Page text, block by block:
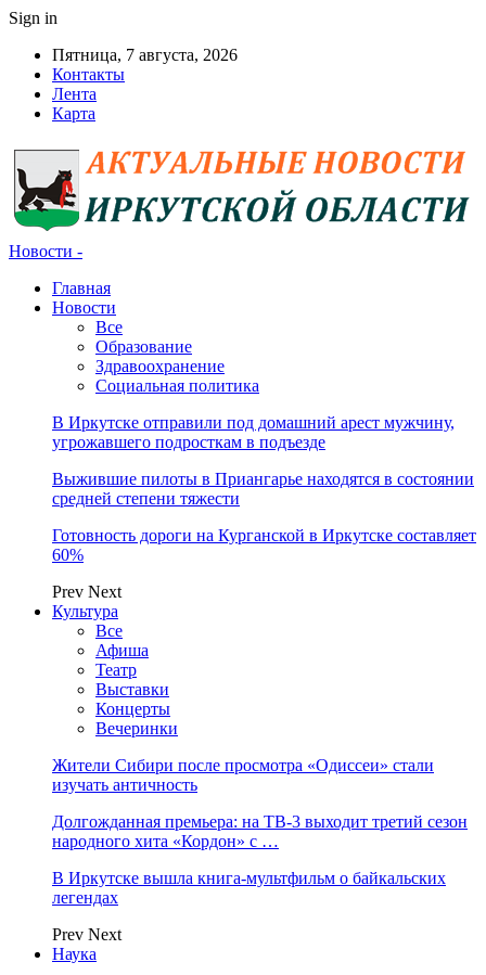
Sign in
Пятница, 7 августа, 2026
Контакты
Лента
Карта
Новости -
Главная
Новости
Все
Образование
Здравоохранение
Социальная политика
В Иркутске отправили под домашний арест мужчину,
угрожавшего подросткам в подъезде
Выжившие пилоты в Приангарье находятся в состоянии
средней степени тяжести
Готовность дороги на Курганской в Иркутске составляет
60%
Prev Next
Культура
Все
Афиша
Театр
Выставки
Концерты
Вечеринки
Жители Сибири после просмотра «Одиссеи» стали
изучать античность
Долгожданная премьера: на ТВ-3 выходит третий сезон
народного хита «Кордон» с …
В Иркутске вышла книга-мультфильм о байкальских
легендах
Prev Next
Наука